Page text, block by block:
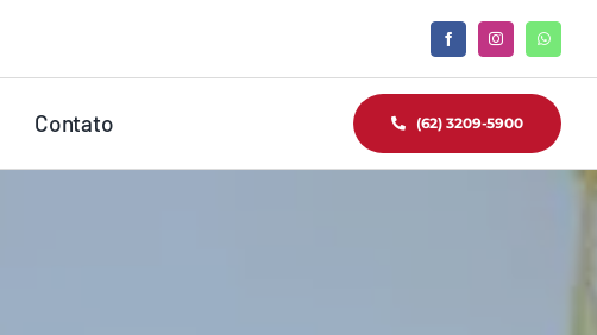
Contato (62) 3209-5900